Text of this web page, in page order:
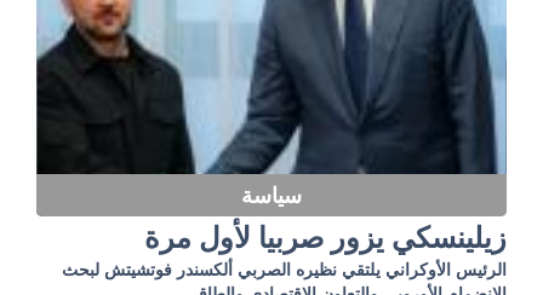
سياسة
زيلينسكي يزور صربيا لأول مرة
الرئيس الأوكراني يلتقي نظيره الصربي ألكسندر فوتشيتش لبحث